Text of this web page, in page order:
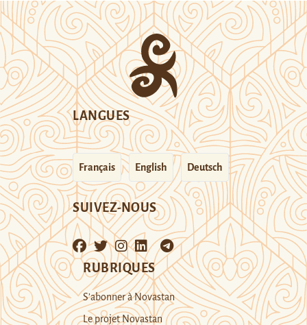
LANGUES
Français English Deutsch
SUIVEZ-NOUS
RUBRIQUES
S’abonner à Novastan
Le projet Novastan